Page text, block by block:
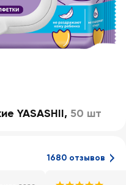
YASASHII, 50 шт
1680 отзывов